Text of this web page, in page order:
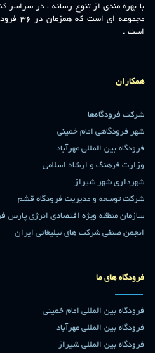
با بهره مندی از تنوع رسانه ، در سراسر
است .
همکاران
شرکت فرودگاه‌ها
شهر فرودگاهی امام خمینی
فرودگاه بین المللی مهرآباد
وزارت فرهنگ و ارشاد اسلامی
شهرداری شهر شیراز
شرکت توسعه و مدیریت فرودگاه قشم
سازمان منطقه ویژه اقتصادی انرژی پارس
انجمن صنفی شرکت های تبلیغاتی ایران
فرودگاه های ما
فرودگاه بین المللی امام خمینی
فرودگاه بین المللی مهرآباد
فرودگاه بین المللی شیراز